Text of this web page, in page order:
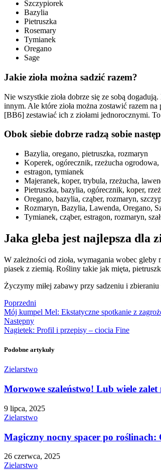
Szczypiorek
Bazylia
Pietruszka
Rosemary
Tymianek
Oregano
Sage
Jakie zioła można sadzić razem?
Nie wszystkie zioła dobrze się ze sobą
innym. Ale które zioła można zostawić razem
[BB6] zestawiać ich z ziołami jednorocznymi.
Obok siebie dobrze radzą sobie
Bazylia, oregano, pietruszka, rozmaryn
Koperek, ogórecznik, rzeżucha
estragon, tymianek
Majeranek, koper, trybula, rzeżucha,
Pietruszka, bazylia, ogórecznik, koper,
Oregano, bazylia, cząber, rozmaryn,
Rozmaryn, Bazylia, Lawenda, Oregano,
Tymianek, cząber, estragon, rozmaryn,
Jaka gleba jest najlepsza dla
W zależności od zioła, wymagania wobec gleby
piasek z ziemią. Rośliny takie jak mięta,
Życzymy miłej zabawy przy sadzeniu i zbieraniu
Poprzedni
Mój kumpel Mel: Ekstatyczne spotkanie z
Następny
Nagietek: Profil i przepisy – ciocia Fine
Podobne artykuły
Zielarstwo
Morwowe szaleństwo! Lub wiele
9 lipca, 2025
Zielarstwo
Magiczny nocny spacer po roślinach:
26 czerwca, 2025
Zielarstwo